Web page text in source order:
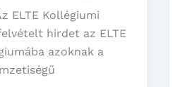
ELTE Kollégiumi
hirdet az ELTE
azoknak a